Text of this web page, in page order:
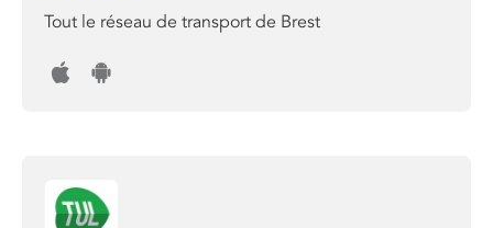
Tout le réseau de transport de Brest